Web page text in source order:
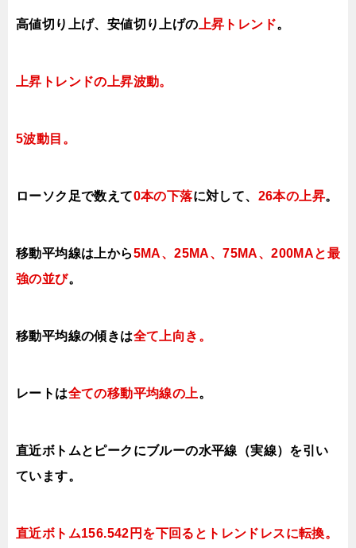
高値切り上げ、安値切り上げの 上昇トレンド。
上昇トレンドの上昇波動。
5波動目。
ローソク足で数えて0本の下落に対して、 26本の上昇。
移動平均線は上から5MA、25MA、75MA、200MAと最
強の並び。
移動平均線の傾きは全て上向き 。
レートは全ての移動平均線の上。
直近ボトムとピークにブルーの水平線（実線）を引い
ています。
直近ボトム156.542円を下回るとトレンドレスに転換。